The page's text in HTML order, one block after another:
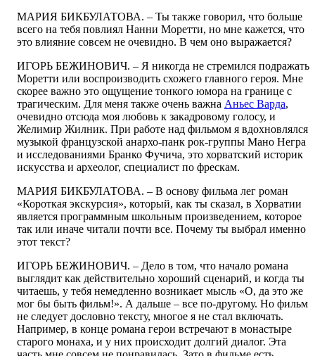
МАРИЯ БИКБУЛАТОВА. – Ты также говорил, что больше
всего на тебя повлиял Нанни Моретти, но мне кажется, что
это влияние совсем не очевидно. В чем оно выражается?
ИГОРЬ БЕЖИНОВИЧ. – Я никогда не стремился подражать
Моретти или воспроизводить схожего главного героя. Мне
скорее важно это ощущение тонкого юмора на границе с
трагическим. Для меня также очень важна Аньес Варда,
очевидно отсюда моя любовь к закадровому голосу, и
Желимир Жилник. При работе над фильмом я вдохновлялся
музыкой французской анархо-панк рок-группы Мано Негра
и исследованиями Бранко Фучича, это хорватский историк
искусства и археолог, специалист по фрескам.
МАРИЯ БИКБУЛАТОВА. – В основу фильма лег роман
«Короткая экскурсия», который, как ты сказал, в Хорватии
является программным школьным произведением, которое
так или иначе читали почти все. Почему ты выбрал именно
этот текст?
ИГОРЬ БЕЖИНОВИЧ. – Дело в том, что начало романа
выглядит как действительно хороший сценарий, и когда ты
читаешь, у тебя немедленно возникает мысль «О, да это же
мог бы быть фильм!». А дальше – все по-другому. Но фильм
не следует дословно тексту, многое я не стал включать.
Например, в конце романа герои встречают в монастыре
старого монаха, и у них происходит долгий диалог. Эта